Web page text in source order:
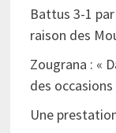
Battus 3-1
raison des
Zougrana : «
des
Une